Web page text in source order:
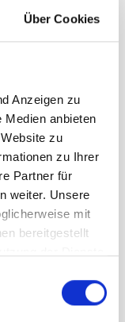
Über Cookies
Anzeigen zu
Medien anbieten
zu
zu Ihrer
Partner für
weiter. Unsere
mit
bereitgestellt